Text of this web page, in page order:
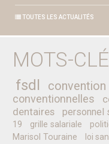
TOUTES LES ACTUALITÉS
MOTS-
fsdl convention
conventionnelles
dentaires
personnel
19
grille salariale
Marisol Touraine
loi